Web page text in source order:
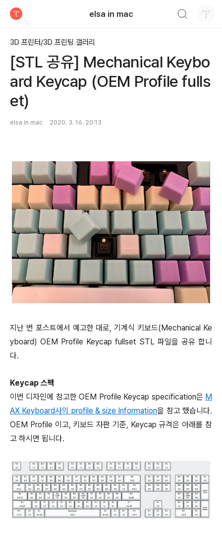
elsa in mac
3D 프린터/3D 프린팅 갤러리
[STL 공유] Mechanical Keybo
ard Keycap (OEM Profile fulls
et)
elsa in mac 2020. 3. 16. 20:13
지난 번 포스트에서 예고한 대로, 기계식 키보드(Mechanical Ke
yboard) OEM Profile Keycap fullset STL 파일을 공유 합니
다.
Keycap 스펙
이번 디자인에 참고한 OEM Profile Keycap specification은 M
AX Keyboard사의 profile & size Information을 참고 했습니다.
OEM Profile 이고, 키보드 자판 기준, Keycap 규격은 아래를 참
고 하시면 됩니다.